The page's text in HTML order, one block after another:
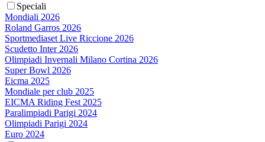
Speciali
Mondiali 2026
Roland Garros 2026
Sportmediaset Live Riccione 2026
Scudetto Inter 2026
Olimpiadi Invernali Milano Cortina 2026
Super Bowl 2026
Eicma 2025
Mondiale per club 2025
EICMA Riding Fest 2025
Paralimpiadi Parigi 2024
Olimpiadi Parigi 2024
Euro 2024